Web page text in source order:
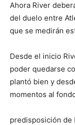
Ahora River
del duelo entre
que se medirán
Desde el inicio
poder quedarse
plantó bien y
momentos al
predisposición de